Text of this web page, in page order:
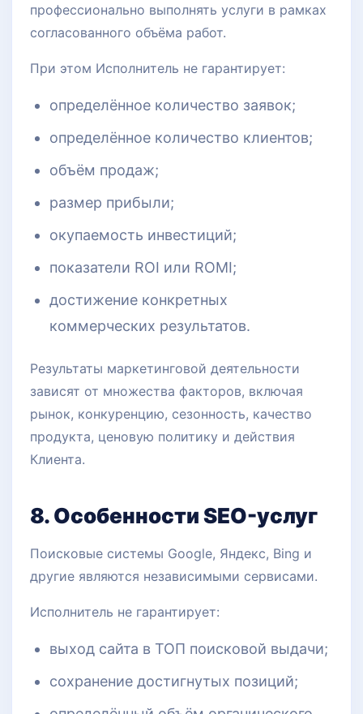
профессионально выполнять услуги в рамках
согласованного объёма работ.
При этом Исполнитель не гарантирует:
определённое количество заявок;
определённое количество клиентов;
объём продаж;
размер прибыли;
окупаемость инвестиций;
показатели ROI или ROMI;
достижение конкретных
коммерческих результатов.
Результаты маркетинговой деятельности
зависят от множества факторов, включая
рынок, конкуренцию, сезонность, качество
продукта, ценовую политику и действия
Клиента.
8. Особенности SEO-услуг
Поисковые системы Google, Яндекс, Bing и
другие являются независимыми сервисами.
Исполнитель не гарантирует:
выход сайта в ТОП поисковой выдачи;
сохранение достигнутых позиций;